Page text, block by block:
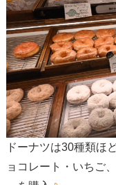
ドーナツは30種類ほ
ョコレート・いちご